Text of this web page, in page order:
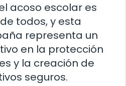
acoso escolar es
todos, y esta
representa un
en la protección
y la creación de
seguros.